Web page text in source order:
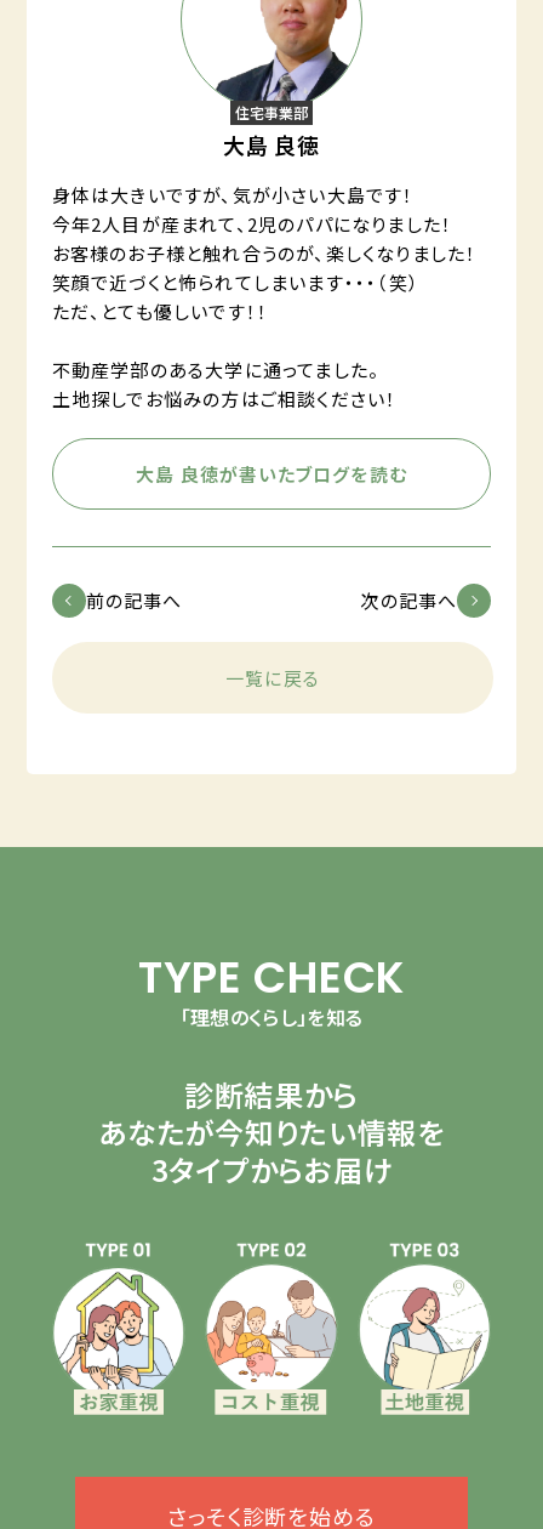
住宅事業部
大島 良徳
身体は大きいですが、気が小さい大島です！
今年2人目が産まれて、2児のパパになりました！
お客様のお子様と触れ合うのが、楽しくなりました！
笑顔で近づくと怖られてしまいます・・・（笑）
ただ、とても優しいです！！
不動産学部のある大学に通ってました。
土地探しでお悩みの方はご相談ください！
大島 良徳が書いたブログを読む
前の記事へ 次の記事へ
一覧に戻る
TYPE CHECK
「理想のくらし」を知る
診断結果から
あなたが今知りたい情報を
3タイプからお届け
さっそく診断を始める